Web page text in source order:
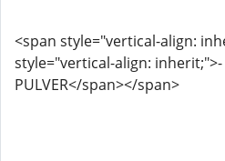
<span style="vertical-align:
style="vertical-align: inherit;">-
PULVER</span></span>